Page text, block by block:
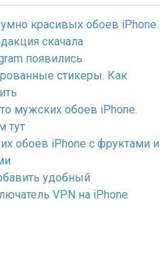
красивых обоев iPhone.
скачала
появились
стикеры. Как
мужских обоев iPhone.
тут
обоев iPhone с фруктами и
удобный
VPN на iPhone